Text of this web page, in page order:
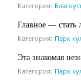
Категория:
Главное — стать
Категория: Парк
Эта знакомая
Категория: Парк